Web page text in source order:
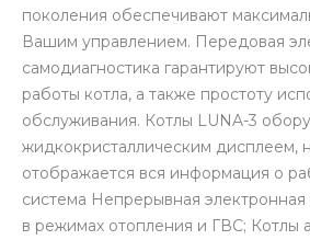
поколения обеспечивают
Вашим управлением. Передовая
самодиагностика гарантируют
работы котла, а также простоту
обслуживания. Котлы LUNA-3
жидкокристаллическим дисплеем,
отображается вся информация о
система Непрерывная
в режимах отопления и ГВС; Котлы